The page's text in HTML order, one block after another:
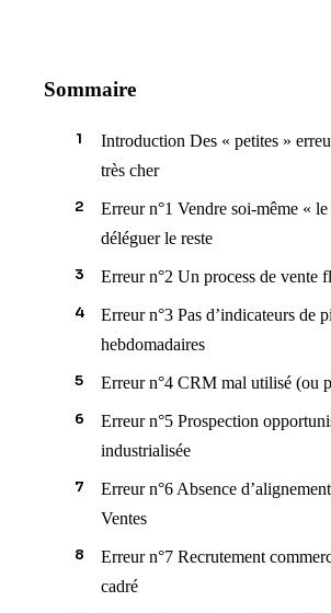
Sommaire
Introduction Des « petites »
très cher
Erreur n°1 Vendre soi-même «
déléguer le reste
Erreur n°2 Un process de vente
Erreur n°3 Pas d’indicateurs de
hebdomadaires
Erreur n°4 CRM mal utilisé (ou
Erreur n°5 Prospection
industrialisée
Erreur n°6 Absence
Ventes
Erreur n°7 Recrutement
cadré